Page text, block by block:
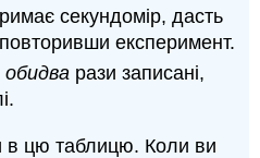
секундомір, дасть
експеримент.
обидва рази записані,
в цю таблицю. Коли ви